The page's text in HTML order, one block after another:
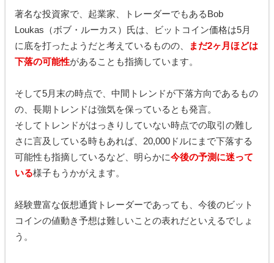
著名な投資家で、起業家、トレーダーでもあるBob
Loukas（ボブ・ルーカス）氏は、ビットコイン価格は5月
に底を打ったようだと考えているものの、
まだ2ヶ月ほどは
下落の可能性があることも指摘しています。
そして5月末の時点で、中間トレンドが下落方向であるもの
の、長期トレンドは強気を保っているとも発言。
そしてトレンドがはっきりしていない時点での取引の難し
さに言及している時もあれば、20,000ドルにまで下落する
可能性も指摘しているなど、明らかに今後の予測に迷って
いる様子もうかがえます。
経験豊富な仮想通貨トレーダーであっても、今後のビット
コインの値動き予想は難しいことの表れだといえるでしょ
う。